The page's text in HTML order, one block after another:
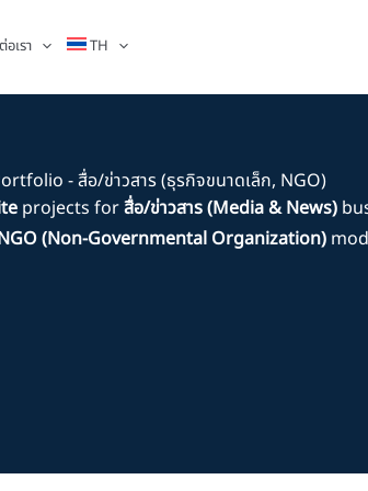
เรา TH
- สื่อ/ข่าวสาร (ธุรกิจขนาดเล็ก, NGO)
projects forสื่อ/ข่าวสาร (Media & News)
(Non-Governmental Organization)